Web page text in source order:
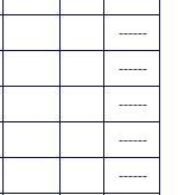
------
------
------
------
------